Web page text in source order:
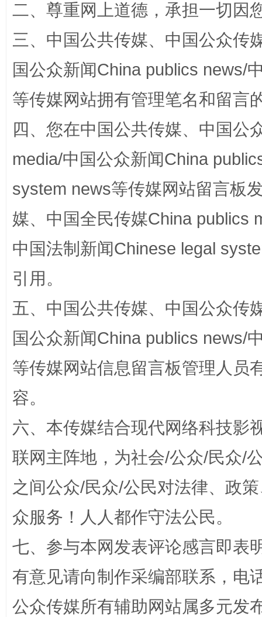
站台名比不上好声名
漫山遍野的桃花与雪山、麦地、白藏房
招工难、用工荒背后
网上购药对药下症？
二、尊重网上道德，承担一切因
三、中国公共传媒、中国公众传
国公众新闻China publics news/
等传媒网站拥有管理笔名和留言
四、您在中国公共传媒、中国公
media/中国公众新闻China
system news等传媒网站留言板
媒、中国全民传媒China publics
中国法制新闻Chinese legal
引用。
五、中国公共传媒、中国公众传
国公众新闻China publics news/
等传媒网站信息留言板管理人员
容。
六、本传媒结合现代网络科技影
联网主阵地，为社会/公众/民众/
之间公众/民众/公民对法律、政
众服务！人人都作守法公民。
七、参与本网发表评论感言即表
有意见请向制作采编部联系，电
公众传媒所有辅助网站属多元发